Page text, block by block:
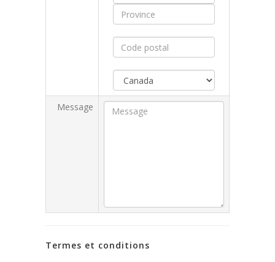
Message
Termes et conditions